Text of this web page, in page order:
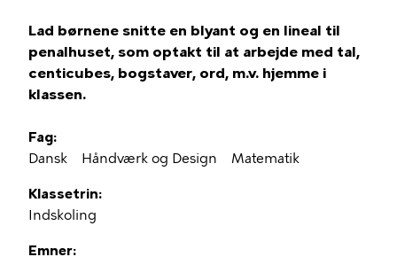
Lad børnene snitte en blyant og en lineal til
penalhuset, som optakt til at arbejde med tal,
centicubes, bogstaver, ord, m.v. hjemme i
klassen.
Fag
Dansk
Håndværk og Design Matematik
Klassetrin
Indskoling
Emner